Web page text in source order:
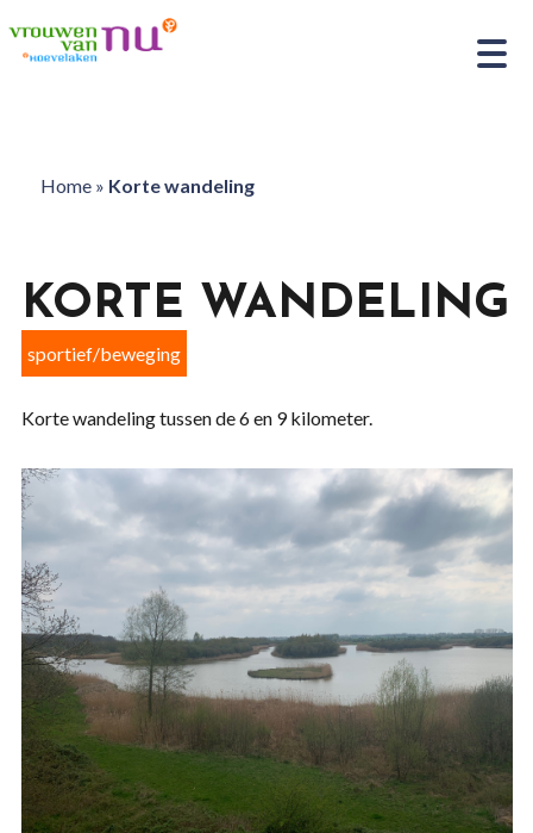
Home» Korte wandeling
KORTE WANDELING
sportief/beweging
Korte wandeling tussen de 6 en 9 kilometer.